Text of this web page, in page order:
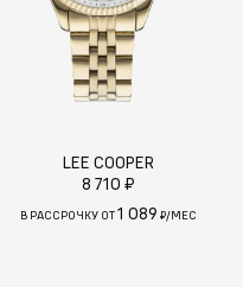
LEE COOPER
8 710 ₽
В РАССРОЧКУ ОТ1 089 ₽/МЕС